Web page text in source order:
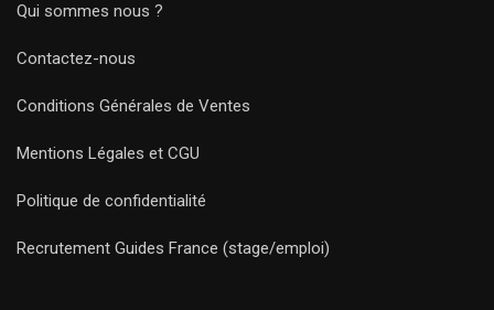
Qui sommes nous ?
Contactez-nous
Conditions Générales de Ventes
Mentions Légales et CGU
Politique de confidentialité
Recrutement Guides France (stage/emploi)